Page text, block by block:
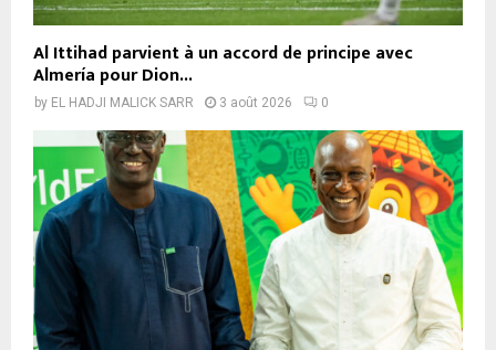
Al Ittihad parvient à un accord de principe avec
Almería pour Dion...
by EL HADJI MALICK SARR 3 août 2026 0